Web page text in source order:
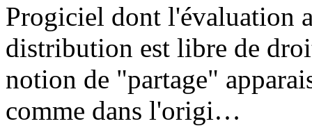
Progiciel dont l'évaluation
distribution est libre de
notion de "partage"
comme dans l'origi…